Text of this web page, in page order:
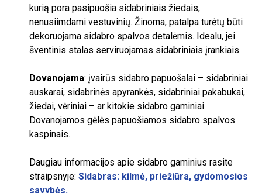
kurią pora pasipuošia sidabriniais žiedais,
nenusiimdami vestuvinių. Žinoma, patalpa turėtų būti
dekoruojama sidabro spalvos detalėmis. Idealu, jei
šventinis stalas serviruojamas sidabriniais įrankiais.
Dovanojama: įvairūs sidabro papuošalai – sidabriniai
auskarai, sidabrinės apyrankės, sidabriniai pakabukai,
žiedai, vėriniai – ar kitokie sidabro gaminiai.
Dovanojamos gėlės papuošiamos sidabro spalvos
kaspinais.
Daugiau informacijos apie sidabro gaminius rasite
straipsnyje: Sidabras: kilmė, priežiūra, gydomosios
savybės.